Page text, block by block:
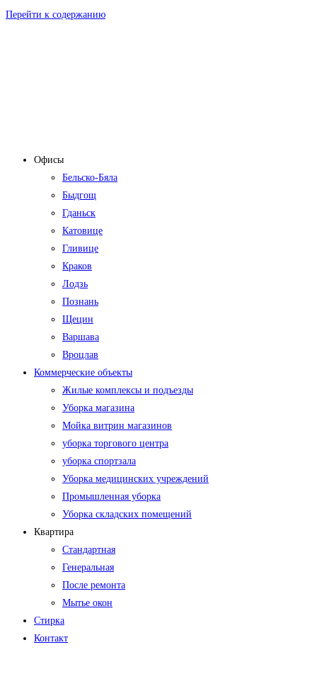
Перейти к содержанию
Офисы
Бельско-Бяла
Быдгощ
Гданьск
Катовице
Гливице
Краков
Лодзь
Познань
Щецин
Варшава
Вроцлав
Коммерческие объекты
Жилые комплексы и подъезды
Уборка магазина
Мойка витрин магазинов
уборка торгового центра
уборка спортзала
Уборка медицинских учреждений
Промышленная уборка
Уборка складских помещений
Квартира
Стандартная
Генеральная
После ремонта
Мытье окон
Стирка
Контакт